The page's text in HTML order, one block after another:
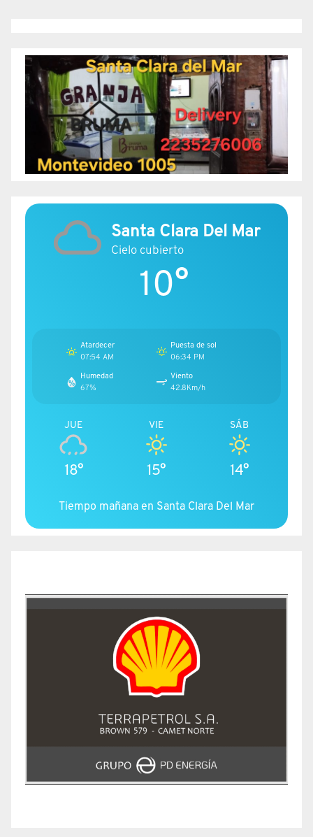
Santa Clara Del Mar
Cielo cubierto
10°
Atardecer
07:54 AM
Puesta de sol
06:34 PM
Humedad
67%
Viento
42.8Km/h
JUE
18°
VIE
15°
SÁB
14°
Tiempo mañana en Santa Clara Del Mar